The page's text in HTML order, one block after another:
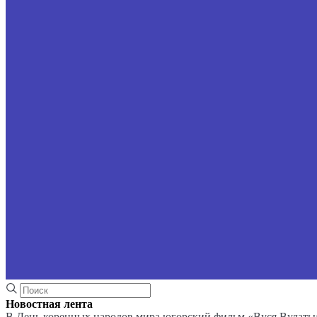
Новостная лента